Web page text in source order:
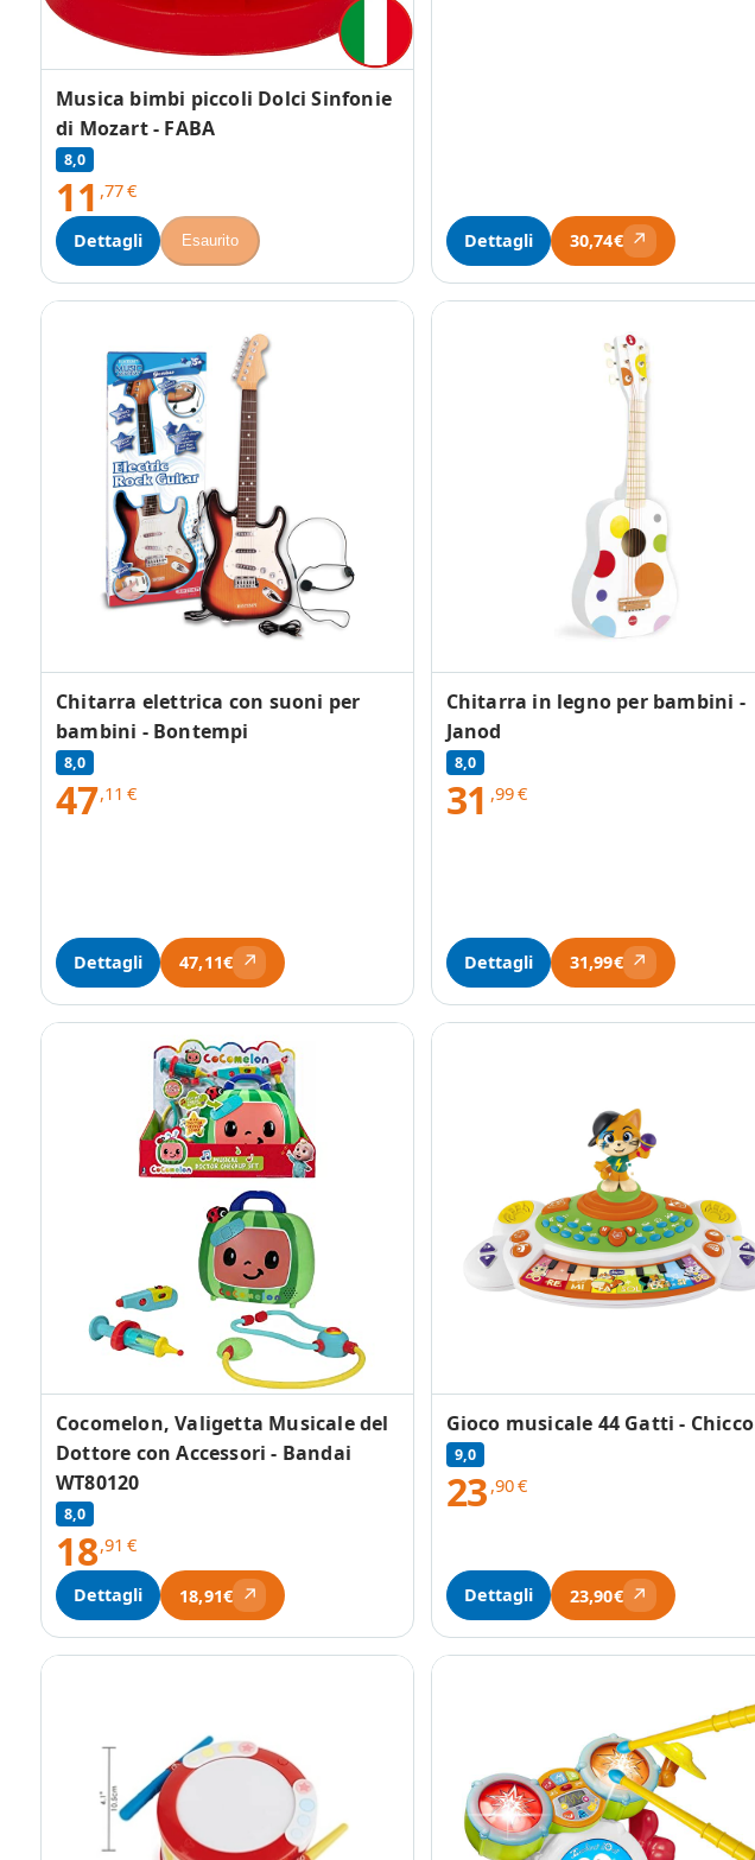
Musica bimbi piccoli Dolci Sinfonie
di Mozart - FABA
8,0
11 ,77€
Dettagli Esaurito Dettagli 30,74€ ↗
Chitarra elettrica con suoni per
bambini - Bontempi
8,0
47,11 €
Dettagli 47,11€ ↗
Chitarra in legno per bambini -
Janod
8,0
31 ,99€
Dettagli 31,99€ ↗
Cocomelon, Valigetta Musicale del
Dottore con Accessori - Bandai
WT80120
8,0
18,91 €
Dettagli 18,91€ ↗
Gioco musicale 44 Gatti - Chicco
9,0
23 ,90€
Dettagli 23,90€ ↗